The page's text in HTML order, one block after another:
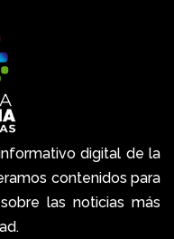
digital de la
contenidos para
las noticias más